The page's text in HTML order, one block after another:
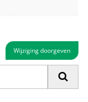
Wijziging doorgeven